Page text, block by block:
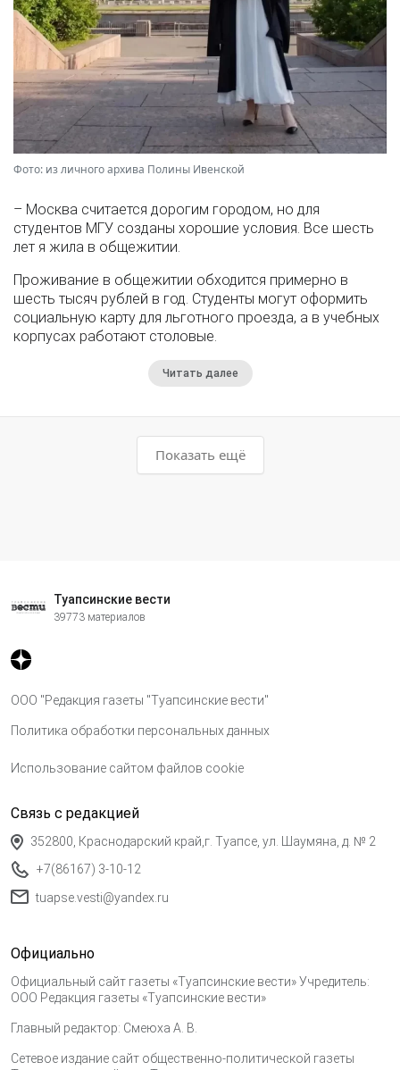
Фото: из личного архива Полины Ивенской
– Москва считается дорогим городом, но для
студентов МГУ созданы хорошие условия. Все шесть
лет я жила в общежитии.
Проживание в общежитии обходится примерно в
шесть тысяч рублей в год. Студенты могут оформить
социальную карту для льготного проезда, а в учебных
корпусах работают столовые.
Читать далее
Показать ещё
Туапсинские вести
39773 материалов
ООО "Редакция газеты "Туапсинские вести"
Политика обработки персональных данных
Использование сайтом файлов cookie
Связь с редакцией
352800, Краснодарский край,г. Туапсе, ул. Шаумяна, д. № 2
+7(86167) 3-10-12
tuapse.vesti@yandex.ru
Официально
Официальный сайт газеты «Туапсинские вести» Учредитель:
ООО Редакция газеты «Туапсинские вести»
Главный редактор: Смеюха А. В.
Сетевое издание сайт общественно-политической газеты